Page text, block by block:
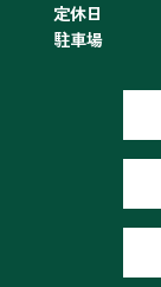
定休日
駐車場